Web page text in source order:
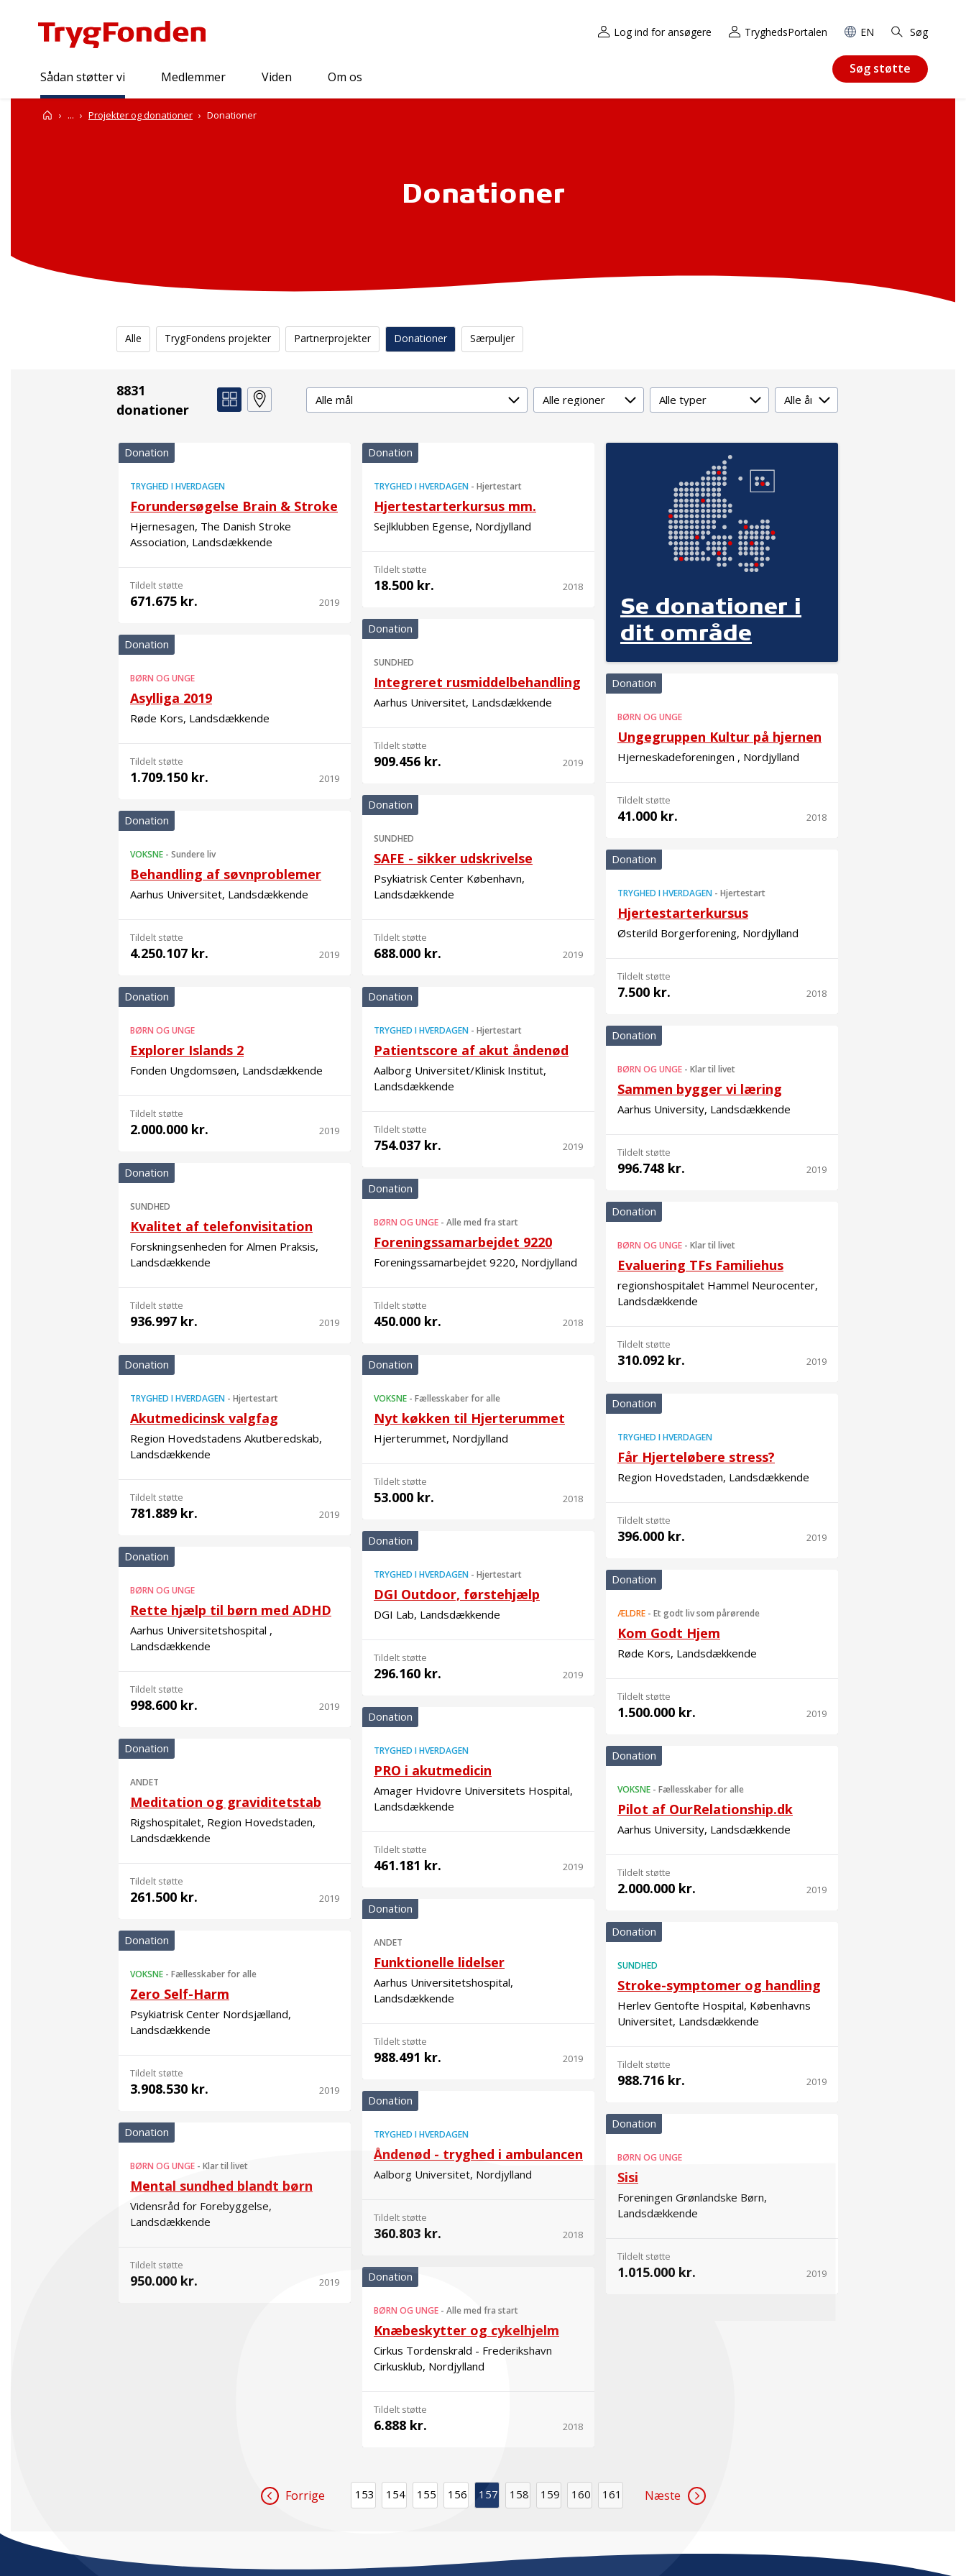
Log ind for ansøgere TryghedsPortalen EN Søg
Sådan støtter vi Medlemmer Viden Om os
Søg støtte
Forside
...
Sådan støtter viProjekter og donationer Donationer
Donationer
Alle TrygFondens projekter Partnerprojekter Donationer Særpuljer
8831
donationer
Delmål Region Type År
Se donationer i
dit område
Donation
TRYGHED I HVERDAGEN
Forundersøgelse Brain & Stroke
Hjernesagen, The Danish Stroke
Association, Landsdækkende
Tildelt støtte
671.675 kr. 2019
Donation
TRYGHED I HVERDAGEN - Hjertestart
Hjertestarterkursus mm.
Sejlklubben Egense, Nordjylland
Tildelt støtte
18.500 kr. 2018
Donation
SUNDHED
Integreret rusmiddelbehandling
Aarhus Universitet, Landsdækkende
Tildelt støtte
909.456 kr. 2019
Donation
BØRN OG UNGE
Asylliga 2019
Røde Kors, Landsdækkende
Tildelt støtte
1.709.150 kr. 2019
Donation
BØRN OG UNGE
Ungegruppen Kultur på hjernen
Hjerneskadeforeningen , Nordjylland
Tildelt støtte
41.000 kr. 2018
Donation
SUNDHED
SAFE - sikker udskrivelse
Psykiatrisk Center København,
Landsdækkende
Tildelt støtte
688.000 kr. 2019
Donation
VOKSNE - Sundere liv
Behandling af søvnproblemer
Aarhus Universitet, Landsdækkende
Tildelt støtte
4.250.107 kr. 2019
Donation
TRYGHED I HVERDAGEN - Hjertestart
Hjertestarterkursus
Østerild Borgerforening, Nordjylland
Tildelt støtte
7.500 kr. 2018
Donation
BØRN OG UNGE
Explorer Islands 2
Fonden Ungdomsøen, Landsdækkende
Tildelt støtte
2.000.000 kr. 2019
Donation
TRYGHED I HVERDAGEN - Hjertestart
Patientscore af akut åndenød
Aalborg Universitet/Klinisk Institut,
Landsdækkende
Tildelt støtte
754.037 kr. 2019
Donation
BØRN OG UNGE - Klar til livet
Sammen bygger vi læring
Aarhus University, Landsdækkende
Tildelt støtte
996.748 kr. 2019
Donation
SUNDHED
Kvalitet af telefonvisitation
Forskningsenheden for Almen Praksis,
Landsdækkende
Tildelt støtte
936.997 kr. 2019
Donation
BØRN OG UNGE - Alle med fra start
Foreningssamarbejdet 9220
Foreningssamarbejdet 9220, Nordjylland
Tildelt støtte
450.000 kr. 2018
Donation
BØRN OG UNGE - Klar til livet
Evaluering TFs Familiehus
regionshospitalet Hammel Neurocenter,
Landsdækkende
Tildelt støtte
310.092 kr. 2019
Donation
TRYGHED I HVERDAGEN - Hjertestart
Akutmedicinsk valgfag
Region Hovedstadens Akutberedskab,
Landsdækkende
Tildelt støtte
781.889 kr. 2019
Donation
VOKSNE - Fællesskaber for alle
Nyt køkken til Hjerterummet
Hjerterummet, Nordjylland
Tildelt støtte
53.000 kr. 2018
Donation
TRYGHED I HVERDAGEN
Får Hjerteløbere stress?
Region Hovedstaden, Landsdækkende
Tildelt støtte
396.000 kr. 2019
Donation
TRYGHED I HVERDAGEN - Hjertestart
DGI Outdoor, førstehjælp
DGI Lab, Landsdækkende
Tildelt støtte
296.160 kr. 2019
Donation
BØRN OG UNGE
Rette hjælp til børn med ADHD
Aarhus Universitetshospital ,
Landsdækkende
Tildelt støtte
998.600 kr. 2019
Donation
ÆLDRE - Et godt liv som pårørende
Kom Godt Hjem
Røde Kors, Landsdækkende
Tildelt støtte
1.500.000 kr. 2019
Donation
TRYGHED I HVERDAGEN
PRO i akutmedicin
Amager Hvidovre Universitets Hospital,
Landsdækkende
Tildelt støtte
461.181 kr. 2019
Donation
ANDET
Meditation og graviditetstab
Rigshospitalet, Region Hovedstaden,
Landsdækkende
Tildelt støtte
261.500 kr. 2019
Donation
VOKSNE - Fællesskaber for alle
Pilot af OurRelationship.dk
Aarhus University, Landsdækkende
Tildelt støtte
2.000.000 kr. 2019
Donation
ANDET
Funktionelle lidelser
Aarhus Universitetshospital,
Landsdækkende
Tildelt støtte
988.491 kr. 2019
Donation
SUNDHED
Stroke-symptomer og handling
Herlev Gentofte Hospital, Københavns
Universitet, Landsdækkende
Tildelt støtte
988.716 kr. 2019
Donation
VOKSNE - Fællesskaber for alle
Zero Self-Harm
Psykiatrisk Center Nordsjælland,
Landsdækkende
Tildelt støtte
3.908.530 kr. 2019
Donation
TRYGHED I HVERDAGEN
Åndenød - tryghed i ambulancen
Aalborg Universitet, Nordjylland
Tildelt støtte
360.803 kr. 2018
Donation
BØRN OG UNGE
Sisi
Foreningen Grønlandske Børn,
Landsdækkende
Tildelt støtte
1.015.000 kr. 2019
Donation
BØRN OG UNGE - Klar til livet
Mental sundhed blandt børn
Vidensråd for Forebyggelse,
Landsdækkende
Tildelt støtte
950.000 kr. 2019 Donation
BØRN OG UNGE - Alle med fra start
Knæbeskytter og cykelhjelm
Cirkus Tordenskrald - Frederikshavn
Cirkusklub, Nordjylland
Tildelt støtte
6.888 kr. 2018
Forrige 153 154 155 156 157 158 159 160 161 Næste